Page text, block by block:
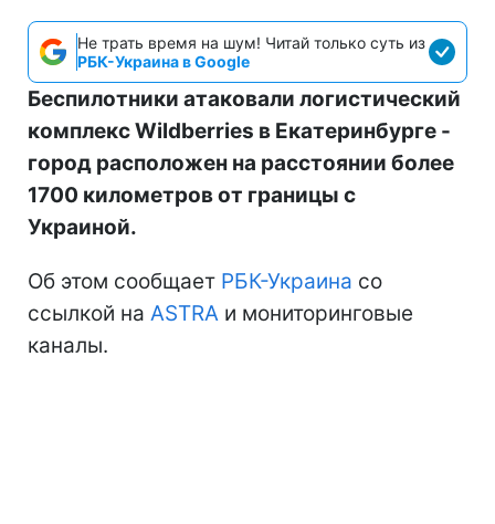
Не трать время на шум! Читай только суть из
РБК-Украина в Google
Беспилотники атаковали логистический
комплекс Wildberries в Екатеринбурге -
город расположен на расстоянии более
1700 километров от границы с
Украиной.
Об этом сообщает РБК-Украина со
ссылкой на ASTRA и мониторинговые
каналы.